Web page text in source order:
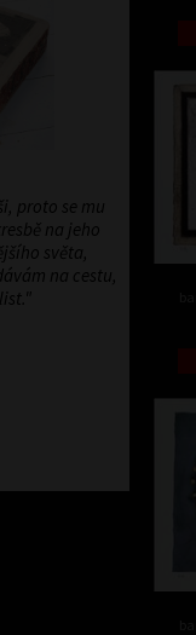
proto se mu
na jeho
světa,
na cestu,